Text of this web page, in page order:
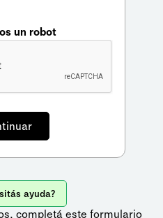
un robot
ayuda?
completá este formulario